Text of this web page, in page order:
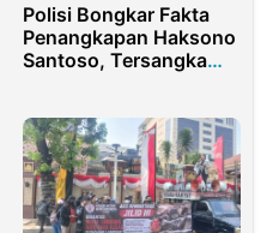
Polisi Bongkar Fakta
Penangkapan Haksono
Santoso, Tersangka